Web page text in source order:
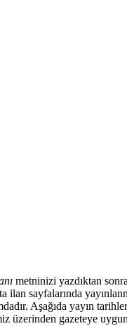
metninizi yazdıktan
ilan sayfalarında
Aşağıda yayın
üzerinden gazeteye